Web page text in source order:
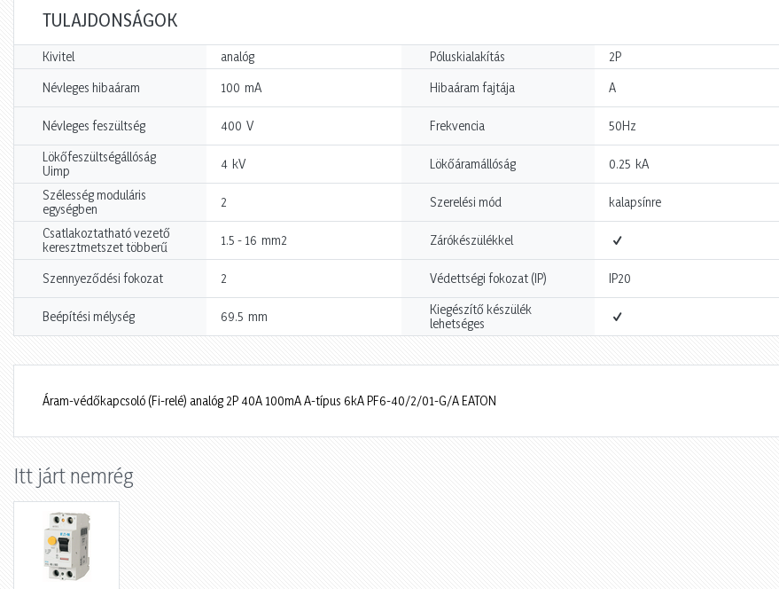
TULAJDONSÁGOK
Kivitel analóg Póluskialakítás 2P
Névleges hibaáram 100 mA Hibaáram fajtája A
Névleges feszültség 400 V Frekvencia 50Hz
Lökőfeszültségállóság
Uimp
4 kV Lökőáramállóság 0.25 kA
Szélesség moduláris
egységben
2 Szerelési mód kalapsínre
Csatlakoztatható vezető
keresztmetszet többerű
1.5 - 16 mm2 Zárókészülékkel
Szennyeződési fokozat 2 Védettségi fokozat (IP) IP20
Beépítési mélység 69.5 mm
Kiegészítő készülék
lehetséges
Áram-védőkapcsoló (Fi-relé) analóg 2P 40A 100mA A-típus 6kA PF6-40/2/01-G/A EATON
Itt járt nemrég